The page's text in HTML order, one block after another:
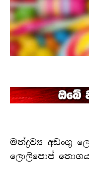
මත්ද්‍රව්‍ය අඩංගු
ලොලිපොප්